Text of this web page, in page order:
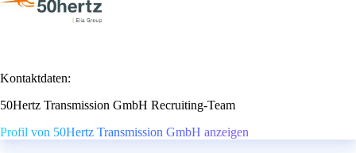
Kontaktdaten:
50Hertz Transmission GmbH Recruiting-Team
Profil von 50Hertz Transmission GmbH anzeigen